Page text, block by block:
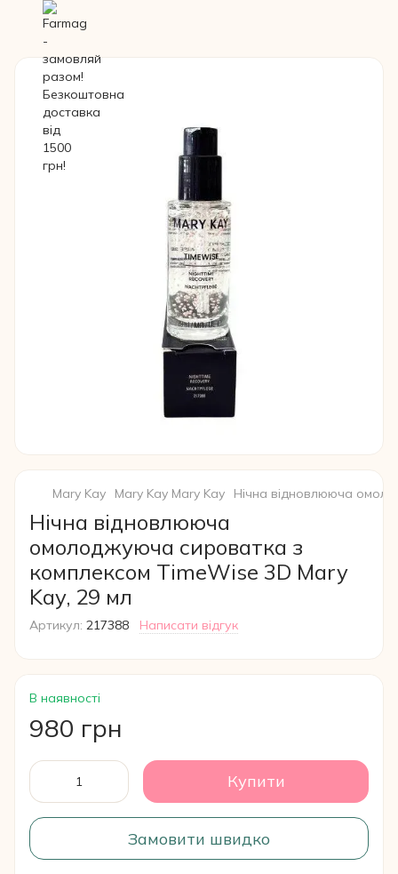
Mary Kay Mary Kay Mary Kay Нічна відновлююча
Нічна відновлююча
омолоджуюча сироватка з
комплексом TimeWise 3D Mary
Kay, 29 мл
Артикул: 217388 Написати відгук
В наявності
980 грн
Купити
Замовити швидко